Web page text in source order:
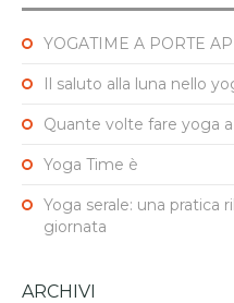
YOGATIME A PORTE
Il saluto alla luna nello
Quante volte fare yoga
Yoga Time è
Yoga serale: una pratica
giornata
ARCHIVI